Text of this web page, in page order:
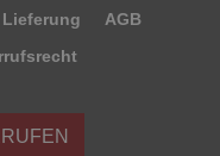
Lieferung
AGB